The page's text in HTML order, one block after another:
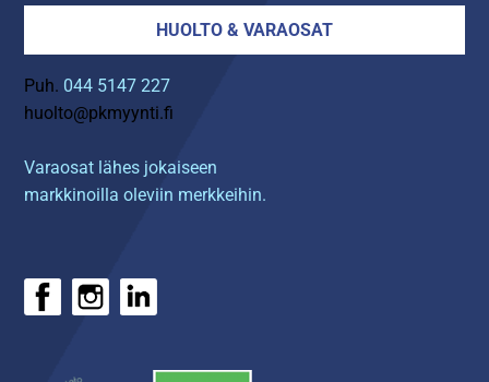
HUOLTO & VARAOSAT
Puh. 044 5147 227
huolto@pkmyynti.fi
Varaosat lähes jokaiseen
markkinoilla oleviin merkkeihin.